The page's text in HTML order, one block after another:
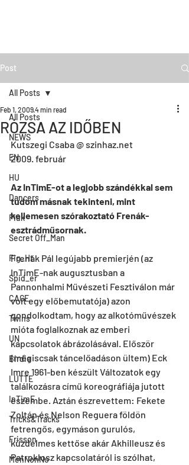
Post
All Posts
NEWS
EN
HU
Dancers
Fiúk
Secret Off_Man
Fig_Ht
Spid_er
CAGE
Twins
UN
Birdie
LUTTE
InTimE
Tricks&Tracks
Frisson
MenNonNo
All Posts
RÓZSA AZ IDŐBEN
Feb 1, 20094 min read
Kutszegi Csaba @ szinhaz.net
2009. február
Az InTimE-ot a legjobb szándékkal sem
tudom másnak tekinteni, mint
kellemesen szórakoztató Frenák-
esztrádműsornak.
Frenák Pál legújabb premierjén (az
InTimE-nak augusztusban a
Pannonhalmi Művészeti Fesz­tiválon már
volt egy előbemutatója) azon
gondolkodtam, hogy az alkotóművészek
mióta foglalkoznak az emberi
kapcsolatok ábrázolásával. Először
(mégiscsak táncelőadáson ültem) Eck
Imre 1961-ben készült Változatok egy
találkozásra című koreográfiája jutott
eszembe. Aztán észrevettem: Fekete
Zoltán és Nelson Reguera földön
fetrengős, egymáson gurulós,
küzdelmes kettőse akár Akhilleusz és
Pat­rok­losz kapcsolatáról is szólhat,